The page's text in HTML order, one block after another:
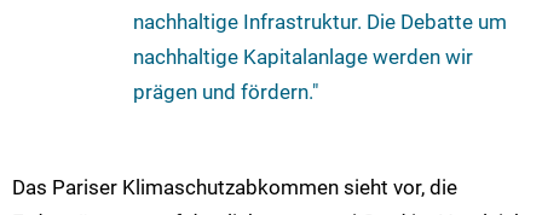
nachhaltige Infrastruktur. Die Debatte um
nachhaltige Kapitalanlage werden wir
prägen und fördern."
Das Pariser Klimaschutzabkommen sieht vor, die